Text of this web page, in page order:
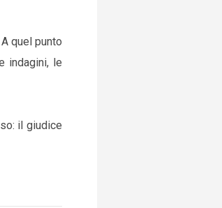
quel punto
indagini, le
il giudice